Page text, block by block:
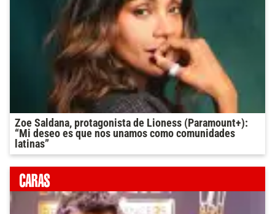
Zoe Saldana, protagonista de Lioness (Paramount+):
“Mi deseo es que nos unamos como comunidades
latinas”